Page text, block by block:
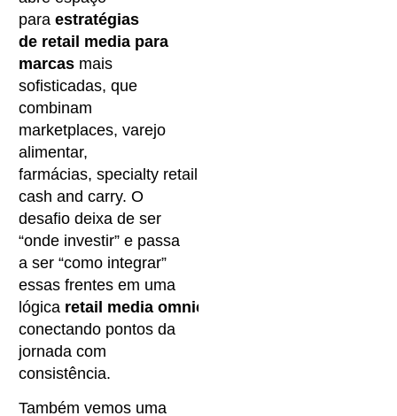
para estratégias
de retail media para
marcasmais
sofisticadas, que
combinam
marketplaces, varejo
alimentar,
farmácias, specialty retail e
cash and carry. O
desafio deixa de ser
“onde investir” e passa
a ser “como integrar”
essas frentes em uma
lógica retail media omnichannel
conectando pontos da
jornada com
consistência.
Também vemos uma